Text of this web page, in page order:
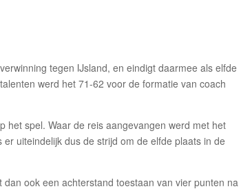
tegen IJsland, en eindigt daarmee als elfde
werd het 71-62 voor de formatie van coach
het spel. Waar de reis aangevangen werd met het
uiteindelijk dus de strijd om de elfde plaats in de
ook een achterstand toestaan van vier punten na